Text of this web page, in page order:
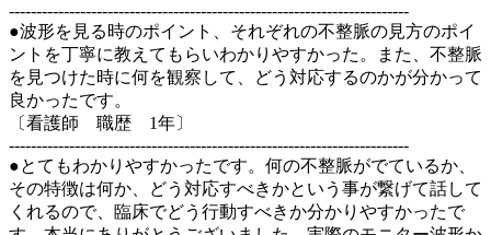
-------------------------------------------------------------------------
●波形を見る時のポイント、それぞれの不整脈の見方のポイ
ントを丁寧に教えてもらいわかりやすかった。また、不整脈
を見つけた時に何を観察して、どう対応するのかが分かって
良かったです。
〔看護師 職歴 1年〕
-------------------------------------------------------------------------
●とてもわかりやすかったです。何の不整脈がでているか、
その特徴は何か、どう対応すべきかという事が繋げて話して
くれるので、臨床でどう行動すべきか分かりやすかったで